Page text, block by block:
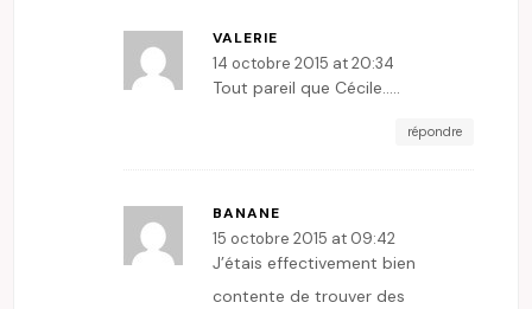
VALERIE
14 octobre 2015 at 20:34
Tout pareil que Cécile…..
répondre
BANANE
15 octobre 2015 at 09:42
J’étais effectivement bien
contente de trouver des